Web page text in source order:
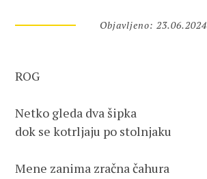
Objavljeno: 23.06.2024
ROG
Netko gleda dva šipka
dok se kotrljaju po stolnjaku
Mene zanima zračna čahura